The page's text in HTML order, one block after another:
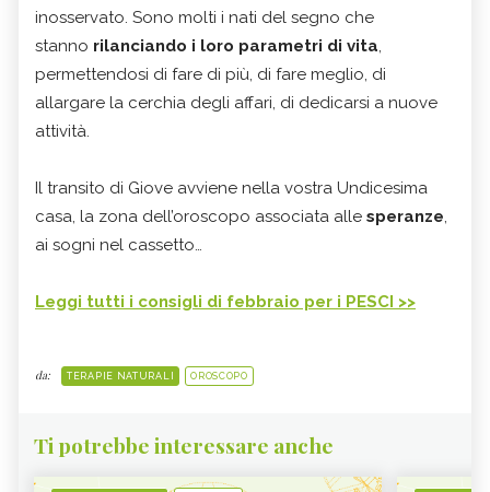
inosservato. Sono molti i nati del segno che
stanno rilanciando i loro parametri di vita,
permettendosi di fare di più, di fare meglio, di
allargare la cerchia degli affari, di dedicarsi a nuove
attività.
Il transito di Giove avviene nella vostra Undicesima
casa, la zona dell’oroscopo associata alle speranze,
ai sogni nel cassetto…
Leggi tutti i consigli di febbraio per i PESCI >>
da: TERAPIE NATURALI OROSCOPO
Ti potrebbe interessare anche